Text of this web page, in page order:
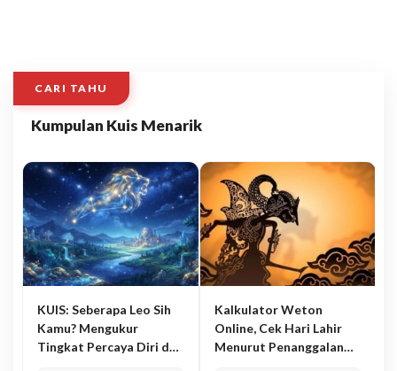
CARI TAHU
Kumpulan Kuis Menarik
KUIS: Seberapa Leo Sih
Kamu? Mengukur
Tingkat Percaya Diri dan
Kalkulator Weton
Online, Cek Hari Lahir
Menurut Penanggalan